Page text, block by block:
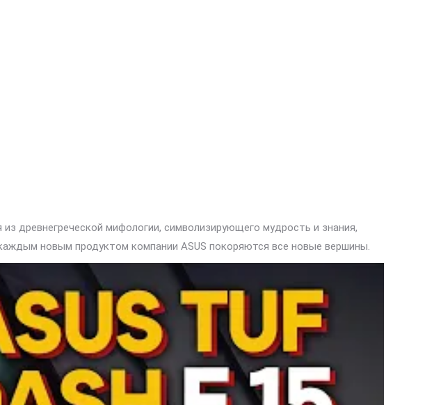
древнегреческой мифологии, символизирующего мудрость и знания,
новым продуктом компании ASUS покоряются все новые вершины.